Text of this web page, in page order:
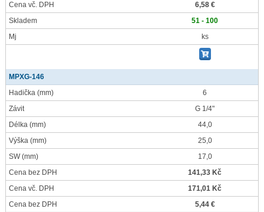
Cena vč. DPH
6,58 €
Skladem
51 - 100
Mj
ks
MPXG-146
Hadička (mm)
6
Závit
G 1/4"
Délka (mm)
44,0
Výška (mm)
25,0
SW(mm)
17,0
Cena bez DPH
141,33 Kč
Cena vč. DPH
171,01 Kč
Cena bez DPH
5,44 €